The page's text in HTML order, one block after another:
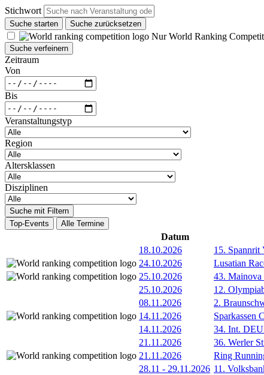
Stichwort
Suche starten Suche zurücksetzen
Nur World Ranking
Suche verfeinern
Zeitraum
Von
Bis
Veranstaltungstyp
Region
Altersklassen
Disziplinen
Suche mit Filtern
Top-Events
Alle Termine
Datum
18.10.2026
15. Spannrit
24.10.2026
Lusatian
25.10.2026
43. Mainova
25.10.2026
12.
08.11.2026
2.
14.11.2026
Sparkassen
14.11.2026
34. Int.
21.11.2026
36. Werler
21.11.2026
Ring
28.11 - 29.11.2026 11.